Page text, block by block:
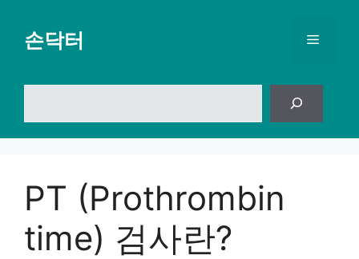
손닥터 메
뉴
PT (Prothrombin
time) 검사란?